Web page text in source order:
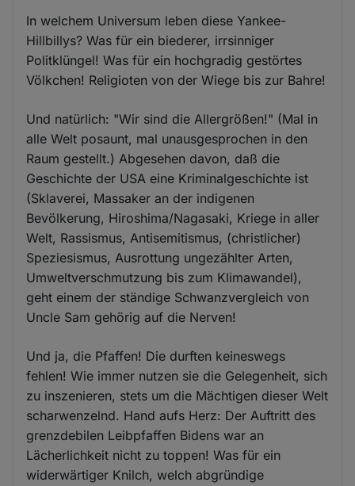
In welchem Universum leben diese Yankee-
Hillbillys? Was für ein biederer, irrsinniger
Politklüngel! Was für ein hochgradig gestörtes
Völkchen! Religioten von der Wiege bis zur Bahre!
Und natürlich: "Wir sind die Allergrößen!" (Mal in
alle Welt posaunt, mal unausgesprochen in den
Raum gestellt.) Abgesehen davon, daß die
Geschichte der USA eine Kriminalgeschichte ist
(Sklaverei, Massaker an der indigenen
Bevölkerung, Hiroshima/Nagasaki, Kriege in aller
Welt, Rassismus, Antisemitismus, (christlicher)
Speziesismus, Ausrottung ungezählter Arten,
Umweltverschmutzung bis zum Klimawandel),
geht einem der ständige Schwanzvergleich von
Uncle Sam gehörig auf die Nerven!
Und ja, die Pfaffen! Die durften keineswegs
fehlen! Wie immer nutzen sie die Gelegenheit, sich
zu inszenieren, stets um die Mächtigen dieser Welt
scharwenzelnd. Hand aufs Herz: Der Auftritt des
grenzdebilen Leibpfaffen Bidens war an
Lächerlichkeit nicht zu toppen! Was für ein
widerwärtiger Knilch, welch abgründige